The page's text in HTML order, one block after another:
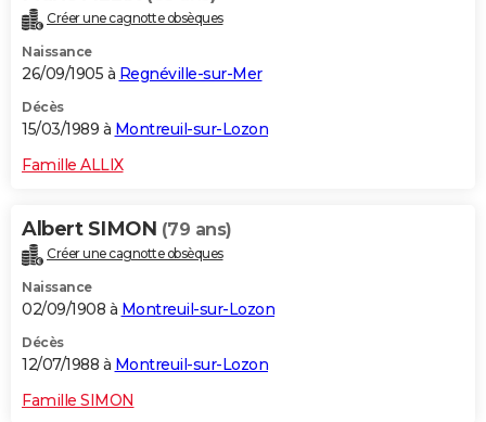
Créer une cagnotte obsèques
Naissance
26/09/1905 à Regnéville-sur-Mer
Décès
15/03/1989 à Montreuil-sur-Lozon
Famille ALLIX
Albert SIMON (79 ans)
Créer une cagnotte obsèques
Naissance
02/09/1908 à Montreuil-sur-Lozon
Décès
12/07/1988 à Montreuil-sur-Lozon
Famille SIMON